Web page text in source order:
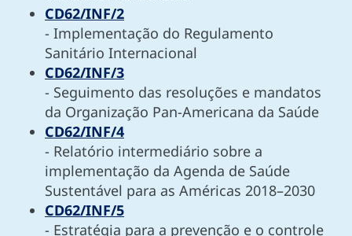
CD62/INF/2
- Implementação do Regulamento
Sanitário Internacional
CD62/INF/3
- Seguimento das resoluções e mandatos
da Organização Pan-Americana da Saúde
CD62/INF/4
- Relatório intermediário sobre a
implementação da Agenda de Saúde
Sustentável para as Américas 2018–2030
CD62/INF/5
- Estratégia para a prevenção e o controle